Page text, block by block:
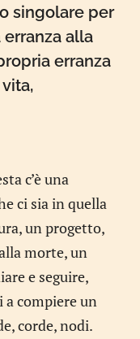
singolare per
alla
erranza
c’è una
ci sia in quella
un progetto,
morte, un
e seguire,
compiere un
corde, nodi.